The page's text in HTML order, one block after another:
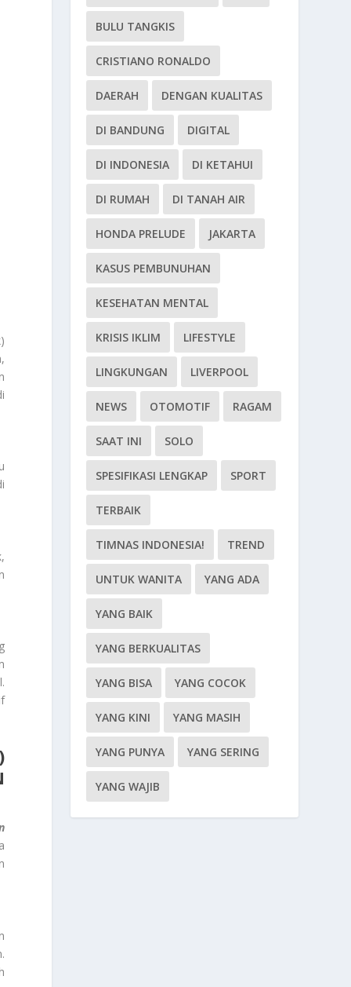
BULU TANGKIS
CRISTIANO RONALDO
DAERAH DENGAN KUALITAS
DI BANDUNG DIGITAL
DI INDONESIA DI KETAHUI
DI RUMAH DI TANAH AIR
HONDA PRELUDE JAKARTA
KASUS PEMBUNUHAN
KESEHATAN MENTAL
KRISIS IKLIM LIFESTYLE
LINGKUNGAN LIVERPOOL
NEWS OTOMOTIF RAGAM
SAAT INI SOLO
SPESIFIKASI LENGKAP SPORT
TERBAIK
TIMNAS INDONESIA! TREND
UNTUK WANITA YANG ADA
YANG BAIK
YANG BERKUALITAS
YANG BISA YANG COCOK
YANG KINI YANG MASIH
YANG PUNYA YANG SERING
YANG WAJIB